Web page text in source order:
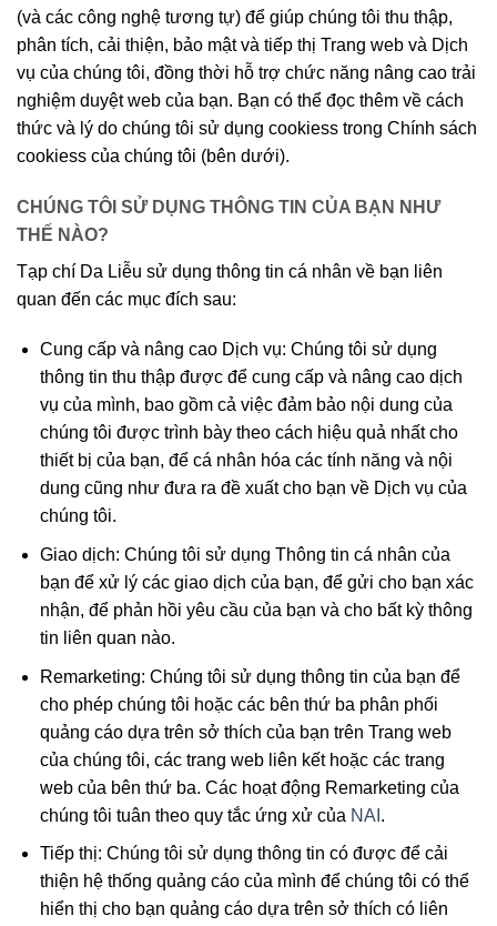
(và các công nghệ tương tự) để giúp chúng tôi thu thập,
phân tích, cải thiện, bảo mật và tiếp thị Trang web và Dịch
vụ của chúng tôi, đồng thời hỗ trợ chức năng nâng cao trải
nghiệm duyệt web của bạn. Bạn có thể đọc thêm về cách
thức và lý do chúng tôi sử dụng cookiess trong Chính sách
cookiess của chúng tôi (bên dưới).
CHÚNG TÔI SỬ DỤNG THÔNG TIN CỦA BẠN NHƯ
THẾ NÀO?
Tạp chí Da Liễu sử dụng thông tin cá nhân về bạn liên
quan đến các mục đích sau:
Cung cấp và nâng cao Dịch vụ: Chúng tôi sử dụng
thông tin thu thập được để cung cấp và nâng cao dịch
vụ của mình, bao gồm cả việc đảm bảo nội dung của
chúng tôi được trình bày theo cách hiệu quả nhất cho
thiết bị của bạn, để cá nhân hóa các tính năng và nội
dung cũng như đưa ra đề xuất cho bạn về Dịch vụ của
chúng tôi.
Giao dịch: Chúng tôi sử dụng Thông tin cá nhân của
bạn để xử lý các giao dịch của bạn, để gửi cho bạn xác
nhận, để phản hồi yêu cầu của bạn và cho bất kỳ thông
tin liên quan nào.
Remarketing: Chúng tôi sử dụng thông tin của bạn để
cho phép chúng tôi hoặc các bên thứ ba phân phối
quảng cáo dựa trên sở thích của bạn trên Trang web
của chúng tôi, các trang web liên kết hoặc các trang
web của bên thứ ba. Các hoạt động Remarketing của
chúng tôi tuân theo quy tắc ứng xử của NAI .
Tiếp thị: Chúng tôi sử dụng thông tin có được để cải
thiện hệ thống quảng cáo của mình để chúng tôi có thể
hiển thị cho bạn quảng cáo dựa trên sở thích có liên